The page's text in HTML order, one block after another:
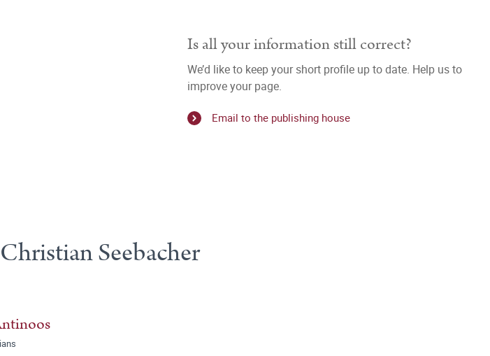
Is all your information still correct?
We’d like to keep your short profile up to date. Help us to
improve your page.
Email to the publishing house
Seebacher